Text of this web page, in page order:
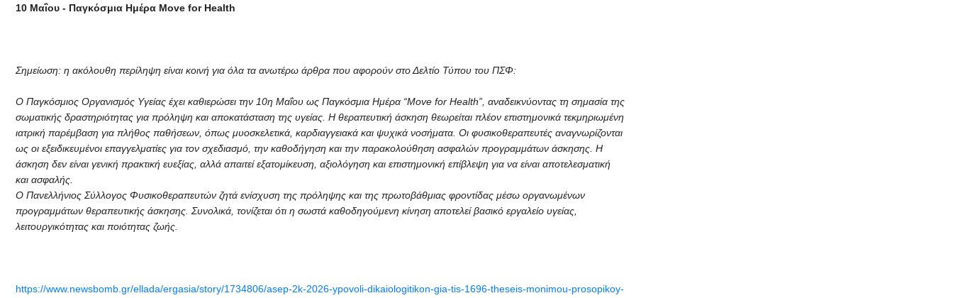
10 Μαΐου - Παγκόσμια Ημέρα Move for Health
Σημείωση: η ακόλουθη περίληψη είναι κοινή για όλα τα ανωτέρω άρθρα που αφορούν στο Δελτίο Τύπου του ΠΣΦ:
Ο Παγκόσμιος Οργανισμός Υγείας έχει καθιερώσει την 10η Μαΐου ως Παγκόσμια Ημέρα “Move for Health”, αναδεικνύοντας τη σημασία της
σωματικής δραστηριότητας για πρόληψη και αποκατάσταση της υγείας. Η θεραπευτική άσκηση θεωρείται πλέον επιστημονικά τεκμηριωμένη
ιατρική παρέμβαση για πλήθος παθήσεων, όπως μυοσκελετικά, καρδιαγγειακά και ψυχικά νοσήματα. Οι φυσικοθεραπευτές αναγνωρίζονται
ως οι εξειδικευμένοι επαγγελματίες για τον σχεδιασμό, την καθοδήγηση και την παρακολούθηση ασφαλών προγραμμάτων άσκησης. Η
άσκηση δεν είναι γενική πρακτική ευεξίας, αλλά απαιτεί εξατομίκευση, αξιολόγηση και επιστημονική επίβλεψη για να είναι αποτελεσματική
και ασφαλής.
Ο Πανελλήνιος Σύλλογος Φυσικοθεραπευτών ζητά ενίσχυση της πρόληψης και της πρωτοβάθμιας φροντίδας μέσω οργανωμένων
προγραμμάτων θεραπευτικής άσκησης. Συνολικά, τονίζεται ότι η σωστά καθοδηγούμενη κίνηση αποτελεί βασικό εργαλείο υγείας,
λειτουργικότητας και ποιότητας ζωής.
https://www.newsbomb.gr/ellada/ergasia/story/1734806/asep-2k-2026-ypovoli-dikaiologitikon-gia-tis-1696-theseis-monimou-prosopikoy-